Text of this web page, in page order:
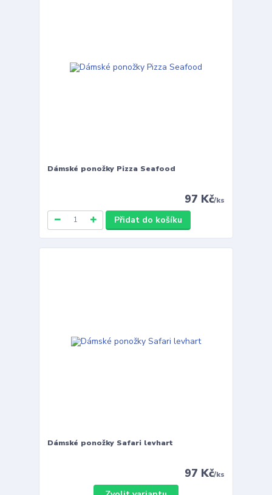
Dámské ponožky Pizza Seafood
97 Kč/ks
Přidat do košíku
Dámské ponožky Safari levhart
97 Kč/ks